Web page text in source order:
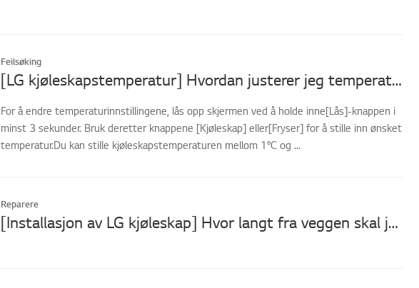
Feilsøking
[LG kjøleskapstemperatur] Hvordan justerer jeg temperaturen på kjøleskapet og fryseren?
For å endre temperaturinnstillingene, lås opp skjermen ved å holde inne[Lås]-knappen i
minst 3 sekunder. Bruk deretter knappene [Kjøleskap] eller[Fryser] for å stille inn ønsket
temperatur.Du kan stille kjøleskapstemperaturen mellom 1°C og ...
Reparere
[Installasjon av LG kjøleskap] Hvor langt fra veggen skal jeg installere kjøleskapet?